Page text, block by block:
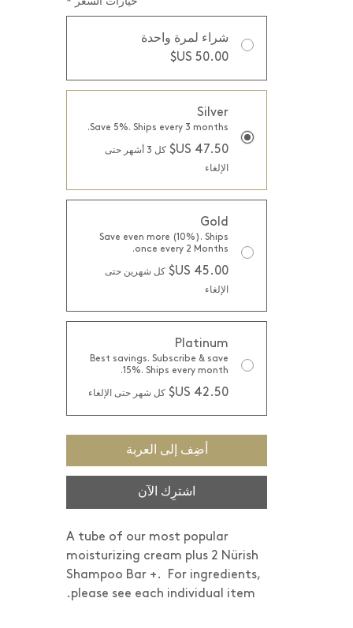
شراء لمرة واحدة
Silver
Save 5%. Ships every 3 months.
كل 3 أشهر حتى
الإلغاء
Gold
Save even more (10%). Ships
once every 2 Months.
كل شهرين حتى
الإلغاء
Platinum
Best savings. Subscribe & save
15%. Ships every month.
كل شهر حتى الإلغاء
أضِف إلى العربة
اشترِك الآن
A tube of our most popular
moisturizing cream plus 2 Nürish
Shampoo Bar +. For ingredients,
please see each individual item.